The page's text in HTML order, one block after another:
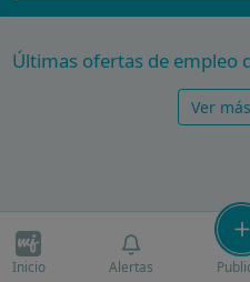
Últimas ofertas de empleo
Ver
Inicio Alertas